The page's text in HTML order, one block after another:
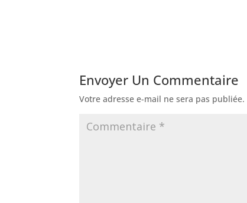
Envoyer Un Commentaire
Votre adresse e-mail ne sera pas publiée.